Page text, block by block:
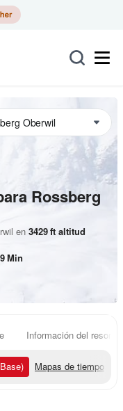
Rossberg
en 3429ft altitud
Min
Información del resort
Mapas de tiempo